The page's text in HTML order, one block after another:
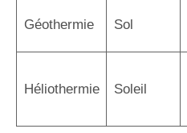
Géothermie Sol
Héliothermie Soleil